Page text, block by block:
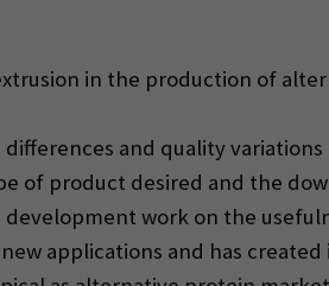
in the production of
and quality
of product desired and the
work on the
applications and has